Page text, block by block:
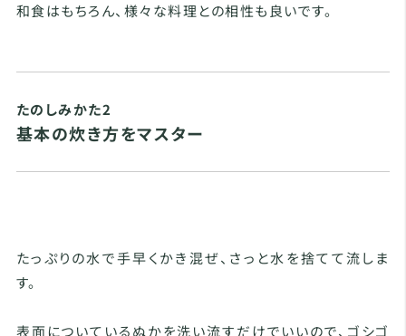
和食はもちろん、様々な料理との相性も良いです。
たのしみかた2
基本の炊き方をマスター
たっぷりの水で手早くかき混ぜ、さっと水を捨てて流しま
す。
表面についているぬかを洗い流すだけでいいので、ゴシゴ